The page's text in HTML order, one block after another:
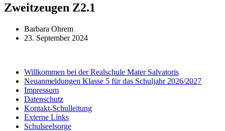
Zweitzeugen Z2.1
Barbara Ohrem
23. September 2024
Willkommen bei der Realschule Mater Salvatoris
Neuanmeldungen Klasse 5 für das Schuljahr 2026/2027
Impressum
Datenschutz
Kontakt-Schulleitung
Externe Links
Schulseelsorge